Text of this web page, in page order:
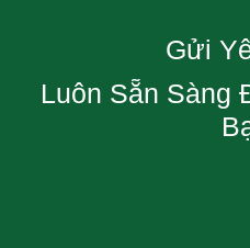
Gửi
Luôn Sẵn Sàng